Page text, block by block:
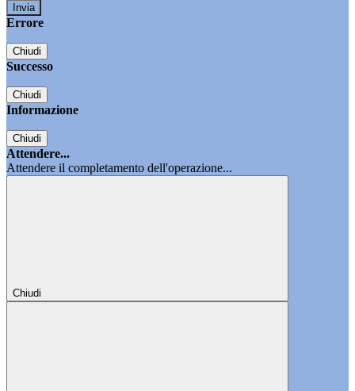
Errore
Chiudi
Successo
Chiudi
Informazione
Chiudi
Attendere...
Attendere il completamento dell'operazione...
Chiudi